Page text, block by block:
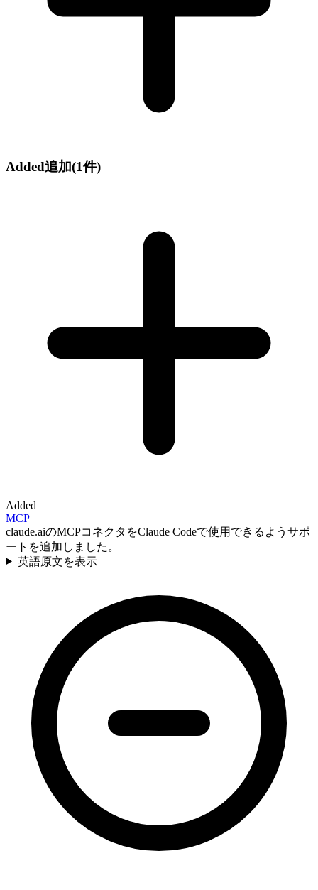
Added追加(1件)
Added
MCP
claude.aiのMCPコネクタをClaude Codeで使用できるようサポ
ートを追加しました。
英語原文を表示